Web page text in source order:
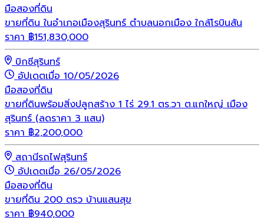
มือสองที่ดิน
ขายที่ดิน ในอำเภอเมืองสุรินทร์ ตำบลนอกเมือง ใกล้โรบินสัน
ราคา ฿151,830,000
บิกซีสุรินทร์
อัปเดตเมื่อ 10/05/2026
มือสองที่ดิน
ขายที่ดินพร้อมสิ่งปลูกสร้าง 1 ไร่ 29.1 ตร.วา ต.แกใหญ่ เมือง
สุรินทร์ (ลดราคา 3 แสน)
ราคา ฿2,200,000
สถานีรถไฟสุรินทร์
อัปเดตเมื่อ 26/05/2026
มือสองที่ดิน
ขายที่ดิน 200 ตรว บ้านแสนสุข
ราคา ฿940,000